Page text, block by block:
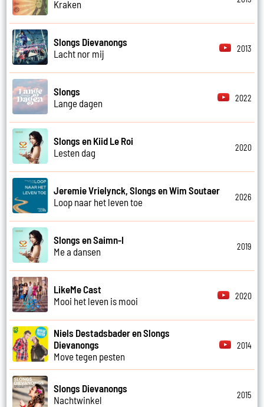
Kraken
Slongs Dievanongs
Lacht nor mij
2013
Slongs
Lange dagen
2022
Slongs en Kiid Le Roi
Lesten dag
2020
Jeremie Vrielynck, Slongs en Wim Soutaer
Loop naar het leven toe
2026
Slongs en Saimn-I
Me a dansen
2019
LikeMe Cast
Mooi het leven is mooi
2020
Niels Destadsbader en Slongs
Dievanongs
Move tegen pesten
2014
Slongs Dievanongs
Nachtwinkel
2015